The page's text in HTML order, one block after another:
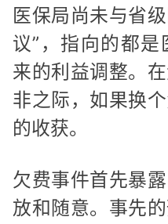
医保局尚未与省
议”，指向的都
来的利益调整。
非之际，如果换
的收获。
欠费事件首先暴
放和随意。事先